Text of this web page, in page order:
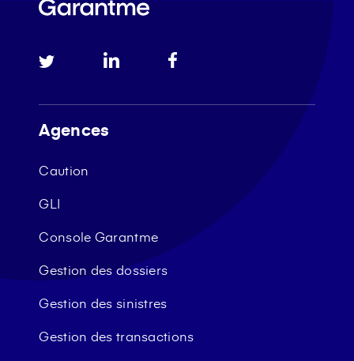
Agences
Caution
GLI
Console Garantme
Gestion des dossiers
Gestion des sinistres
Gestion des transactions